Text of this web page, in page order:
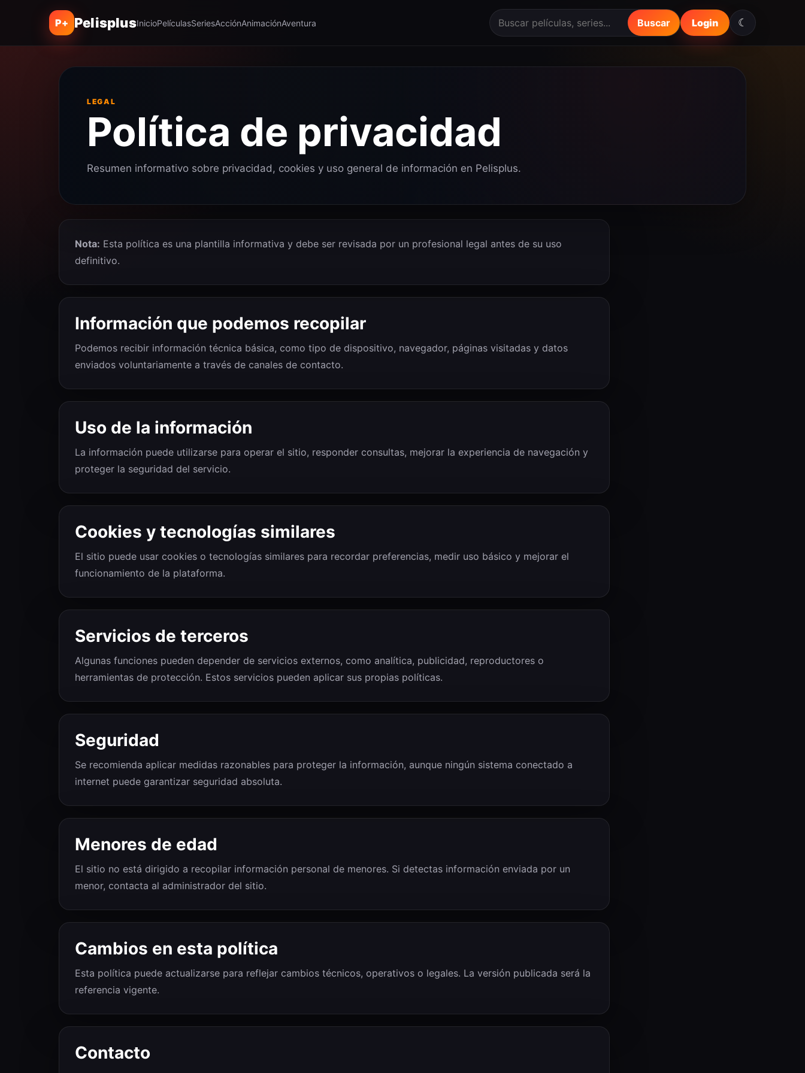
P+ PelisplusInicioPelículasSeriesAcciónAnimaciónAventura Buscar Login ☾
LEGAL
Política de privacidad
Resumen informativo sobre privacidad, cookies y uso general de información en Pelisplus.
Nota: Esta política es una plantilla informativa y debe ser revisada por un profesional legal antes de su uso
definitivo.
Información que podemos recopilar
Podemos recibir información técnica básica, como tipo de dispositivo, navegador, páginas visitadas y datos
enviados voluntariamente a través de canales de contacto.
Uso de la información
La información puede utilizarse para operar el sitio, responder consultas, mejorar la experiencia de navegación y
proteger la seguridad del servicio.
Cookies y tecnologías similares
El sitio puede usar cookies o tecnologías similares para recordar preferencias, medir uso básico y mejorar el
funcionamiento de la plataforma.
Servicios de terceros
Algunas funciones pueden depender de servicios externos, como analítica, publicidad, reproductores o
herramientas de protección. Estos servicios pueden aplicar sus propias políticas.
Seguridad
Se recomienda aplicar medidas razonables para proteger la información, aunque ningún sistema conectado a
internet puede garantizar seguridad absoluta.
Menores de edad
El sitio no está dirigido a recopilar información personal de menores. Si detectas información enviada por un
menor, contacta al administrador del sitio.
Cambios en esta política
Esta política puede actualizarse para reflejar cambios técnicos, operativos o legales. La versión publicada será la
referencia vigente.
Contacto